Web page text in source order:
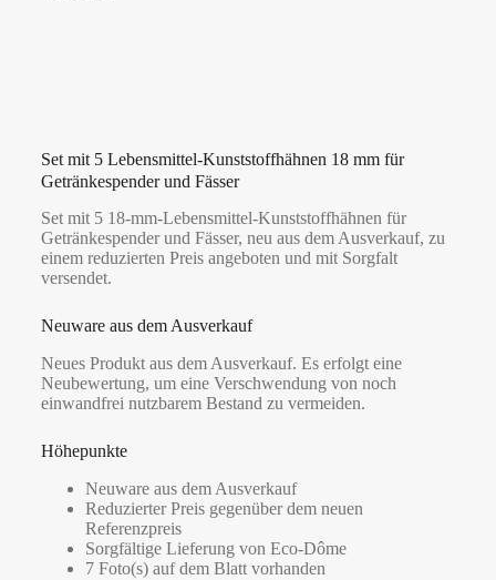
Set mit 5 Lebensmittel-Kunststoffhähnen 18 mm für
Getränkespender und Fässer
Set mit 5 18-mm-Lebensmittel-Kunststoffhähnen für
Getränkespender und Fässer, neu aus dem Ausverkauf, zu
einem reduzierten Preis angeboten und mit Sorgfalt
versendet.
Neuware aus dem Ausverkauf
Neues Produkt aus dem Ausverkauf. Es erfolgt eine
Neubewertung, um eine Verschwendung von noch
einwandfrei nutzbarem Bestand zu vermeiden.
Höhepunkte
Neuware aus dem Ausverkauf
Reduzierter Preis gegenüber dem neuen
Referenzpreis
Sorgfältige Lieferung von Eco-Dôme
7 Foto(s) auf dem Blatt vorhanden